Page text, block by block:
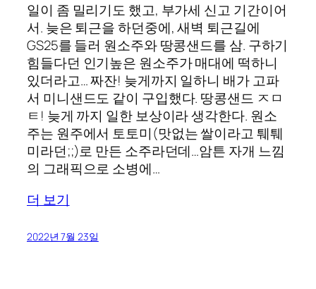
일이 좀 밀리기도 했고, 부가세 신고 기간이어
서. 늦은 퇴근을 하던중에, 새벽 퇴근길에
GS25를 들러 원소주와 땅콩샌드를 삼. 구하기
힘들다던 인기높은 원소주가 매대에 떡하니
있더라고… 짜잔! 늦게까지 일하니 배가 고파
서 미니샌드도 같이 구입했다. 땅콩샌드 ㅈㅁ
ㅌ! 늦게 까지 일한 보상이라 생각한다. 원소
주는 원주에서 토토미(맛없는 쌀이라고 퉤퉤
미라던;;)로 만든 소주라던데…암튼 자개 느낌
의 그래픽으로 소병에…
더 보기
2022년 7월 23일